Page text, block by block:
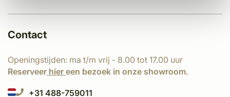
Contact
Openingstijden: ma t/m vrij - 8.00 tot 17.00 uur
Reserveer hier een bezoek in onze showroom.
+31 488-759011